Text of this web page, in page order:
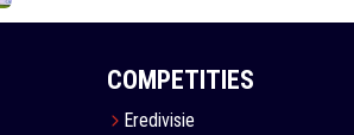
COMPETITIES
Eredivisie